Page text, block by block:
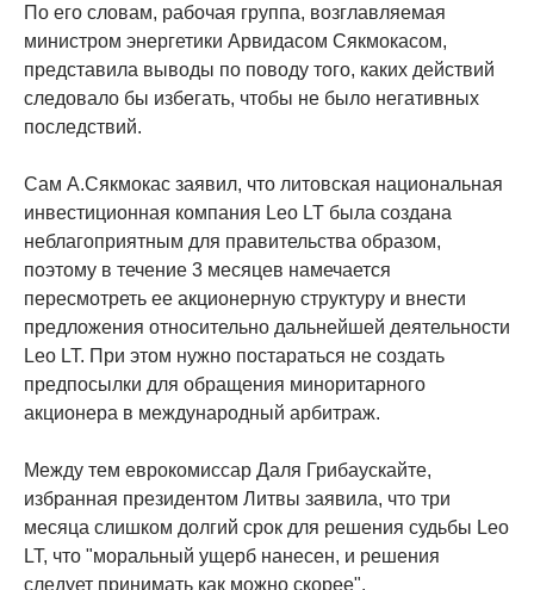
По его словам, рабочая группа, возглавляемая
министром энергетики Арвидасом Сякмокасом,
представила выводы по поводу того, каких действий
следовало бы избегать, чтобы не было негативных
последствий.
Сам А.Сякмокас заявил, что литовская национальная
инвестиционная компания Leo LT была создана
неблагоприятным для правительства образом,
поэтому в течение 3 месяцев намечается
пересмотреть ее акционерную структуру и внести
предложения относительно дальнейшей деятельности
Leo LT. При этом нужно постараться не создать
предпосылки для обращения миноритарного
акционера в международный арбитраж.
Между тем еврокомиссар Даля Грибаускайте,
избранная президентом Литвы заявила, что три
месяца слишком долгий срок для решения судьбы Leo
LT, что "моральный ущерб нанесен, и решения
следует принимать как можно скорее".